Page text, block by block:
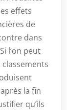
effets
de
dans
l’on peut
la fin
qu’ils